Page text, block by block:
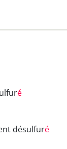
é
désulfuré